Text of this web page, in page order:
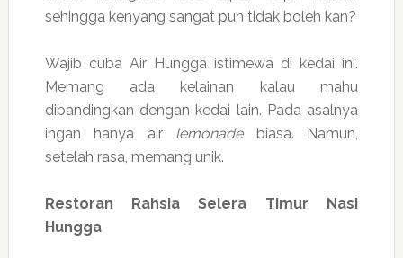
sehingga kenyang sangat pun tidak boleh kan?
Wajib cuba Air Hungga istimewa di kedai ini.
Memang ada kelainan kalau mahu
dibandingkan dengan kedai lain. Pada asalnya
ingan hanya air lemonadebiasa. Namun,
setelah rasa, memang unik.
Restoran Rahsia Selera Timur Nasi
Hungga